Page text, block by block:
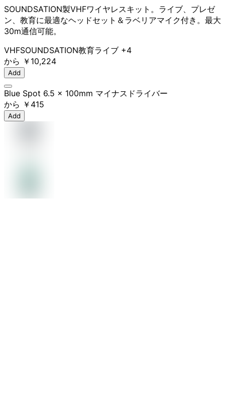
SOUNDSATION製VHFワイヤレスキット。ライブ、プレゼ
ン、教育に最適なヘッドセット＆ラベリアマイク付き。最大
30m通信可能。
VHFSOUNDSATION教育ライブ +4
から ￥10,224
Add
Blue Spot 6.5 x 100mm マイナスドライバー
から ￥415
Add